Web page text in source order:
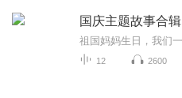
国庆主题故事合辑
12 2600